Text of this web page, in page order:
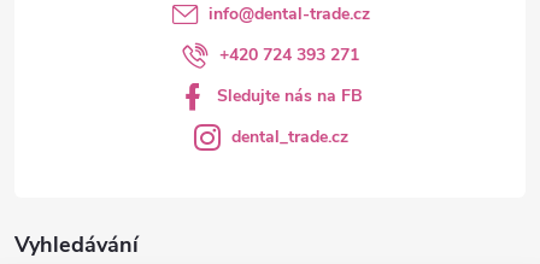
Vyhledávání
info@dental-trade.cz
+420 724 393 271
Sledujte nás na FB
dental_trade.cz